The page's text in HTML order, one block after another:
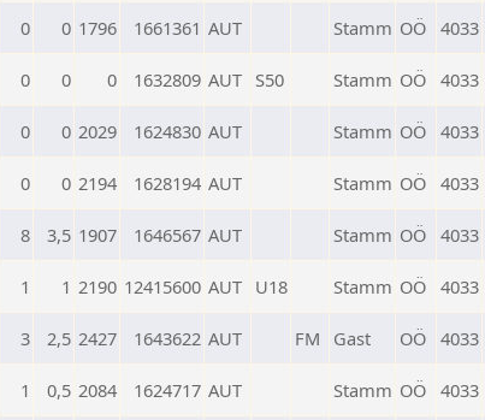
0 0 1796 1661361 AUT Stamm OÖ 4033
0 0 0 1632809 AUT S50 Stamm OÖ 4033
0 0 2029 1624830 AUT Stamm OÖ 4033
0 0 2194 1628194 AUT Stamm OÖ 4033
8 3,5 1907 1646567 AUT Stamm OÖ 4033
1 1 2190 12415600 AUT U18 Stamm OÖ 4033
3 2,5 2427 1643622 AUT FM Gast OÖ 4033
1 0,5 2084 1624717 AUT Stamm OÖ 4033